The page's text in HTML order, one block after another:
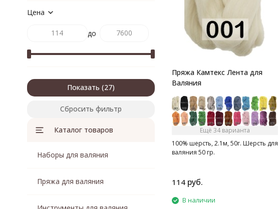
Пряжа Камтекс Лента для
Валяния
Ещё 34 варианта
100% шерсть, 2.1м, 50г. Шерсть для
валяния 50 гр.
114 руб.
В наличии
Цена
до
Показать
Сбросить фильтр
Каталог товаров
Наборы для валяния
Пряжа для валяния